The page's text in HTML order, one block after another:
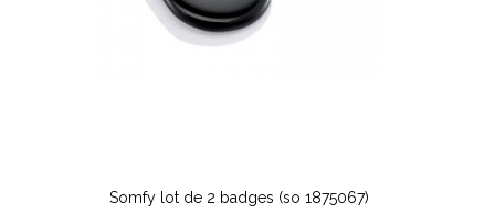
Somfy lot de 2 badges (so 1875067)